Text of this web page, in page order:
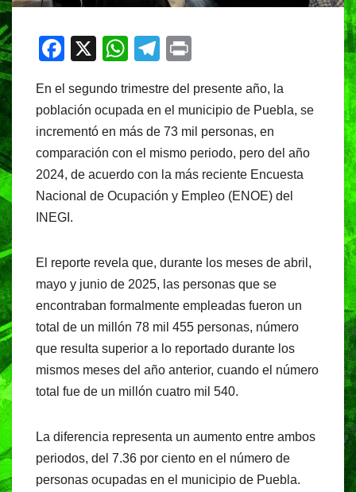
F
c
e
b
o
o
k
X
W
at
s
A
p
p
T
e
gr
a
m
t
En el segundo trimestre del presente año, la
población ocupada en el municipio de Puebla, se
incrementó en más de 73 mil personas, en
comparación con el mismo periodo, pero del año
2024, de acuerdo con la más reciente Encuesta
Nacional de Ocupación y Empleo (ENOE) del
INEGI.
El reporte revela que, durante los meses de abril,
mayo y junio de 2025, las personas que se
encontraban formalmente empleadas fueron un
total de un millón 78 mil 455 personas, número
que resulta superior a lo reportado durante los
mismos meses del año anterior, cuando el número
total fue de un millón cuatro mil 540.
La diferencia representa un aumento entre ambos
periodos, del 7.36 por ciento en el número de
personas ocupadas en el municipio de Puebla.